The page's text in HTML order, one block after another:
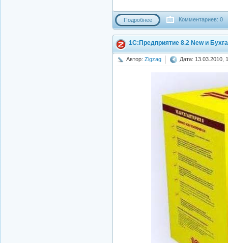
Подробнее Комментариев: 0
1С:Предприятие 8.2 New и
Автор: Zigzag Дата: 13.03.2010,